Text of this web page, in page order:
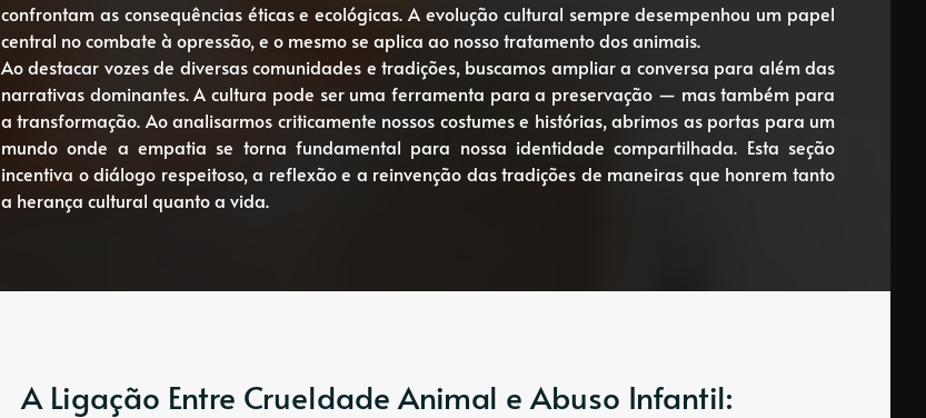
confrontam as consequências éticas e ecológicas. A evolução cultural sempre desempenhou um papel
central no combate à opressão, e o mesmo se aplica ao nosso tratamento dos animais.
Ao destacar vozes de diversas comunidades e tradições, buscamos ampliar a conversa para além das
narrativas dominantes. A cultura pode ser uma ferramenta para a preservação — mas também para
a transformação. Ao analisarmos criticamente nossos costumes e histórias, abrimos as portas para um
mundo onde a empatia se torna fundamental para nossa identidade compartilhada. Esta seção
incentiva o diálogo respeitoso, a reflexão e a reinvenção das tradições de maneiras que honrem tanto
a herança cultural quanto a vida.
A Ligação Entre Crueldade Animal e Abuso Infantil: